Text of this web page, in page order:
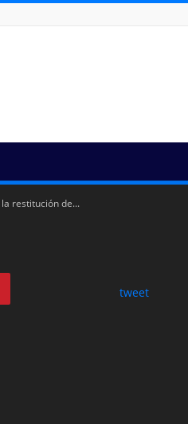
restitución de...
tweet